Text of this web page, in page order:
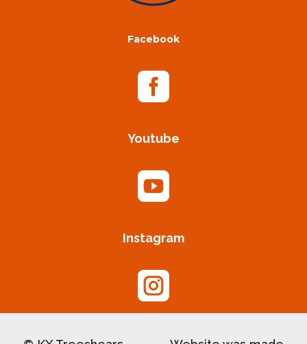
Facebook

Youtube

Instagram
